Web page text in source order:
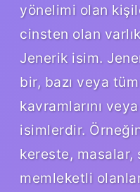
yönelimi olan
cinsten olan
Jenerik isim.
bir, bazı veya tüm
kavramlarını
isimlerdir.
kereste, masalar,
memleketli